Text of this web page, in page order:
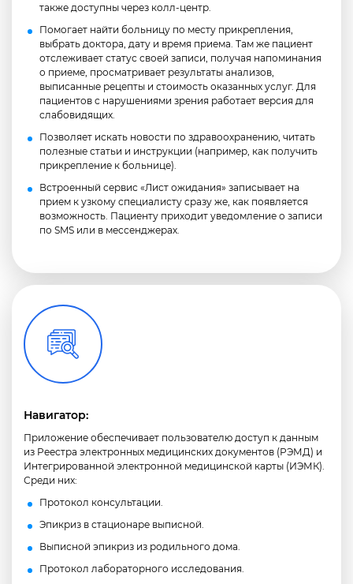
также доступны через колл-центр.
Помогает найти больницу по месту прикрепления,
выбрать доктора, дату и время приема. Там же пациент
отслеживает статус своей записи, получая напоминания
о приеме, просматривает результаты анализов,
выписанные рецепты и стоимость оказанных услуг. Для
пациентов с нарушениями зрения работает версия для
слабовидящих.
Позволяет искать новости по здравоохранению, читать
полезные статьи и инструкции (например, как получить
прикрепление к больнице).
Встроенный сервис «Лист ожидания» записывает на
прием к узкому специалисту сразу же, как появляется
возможность. Пациенту приходит уведомление о записи
по SMS или в мессенджерах.
Навигатор:
Приложение обеспечивает пользователю доступ к данным
из Реестра электронных медицинских документов (РЭМД) и
Интегрированной электронной медицинской карты (ИЭМК).
Среди них:
Протокол консультации.
Эпикриз в стационаре выписной.
Выписной эпикриз из родильного дома.
Протокол лабораторного исследования.